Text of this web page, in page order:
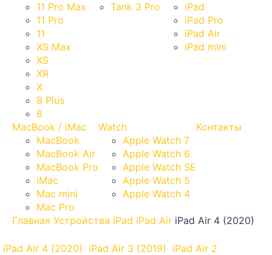
11 Pro Max
11 Pro
11
XS Max
XS
XR
X
8 Plus
8
Tank 3 Pro
iPad
iPad Pro
iPad Air
iPad mini
MacBook / iMac
MacBook
MacBook Air
MacBook Pro
iMac
Mac mini
Mac Pro
Watch
Apple Watch 7
Apple Watch 6
Apple Watch SE
Apple Watch 5
Apple Watch 4
Контакты
Главная Устройства iPad iPad Air iPad Air 4 (2020)
iPad Air 4 (2020) iPad Air 3 (2019) iPad Air 2